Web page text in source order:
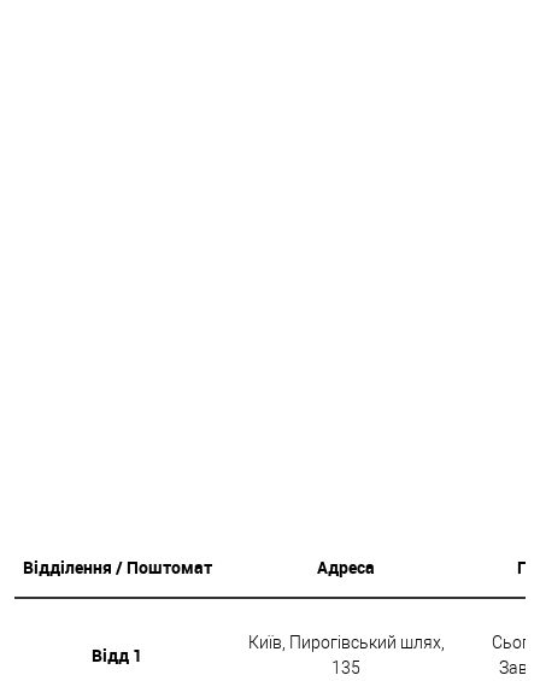
Відділення / Поштомат Адреса
Відд 1
Київ, Пирогівський шлях,
135